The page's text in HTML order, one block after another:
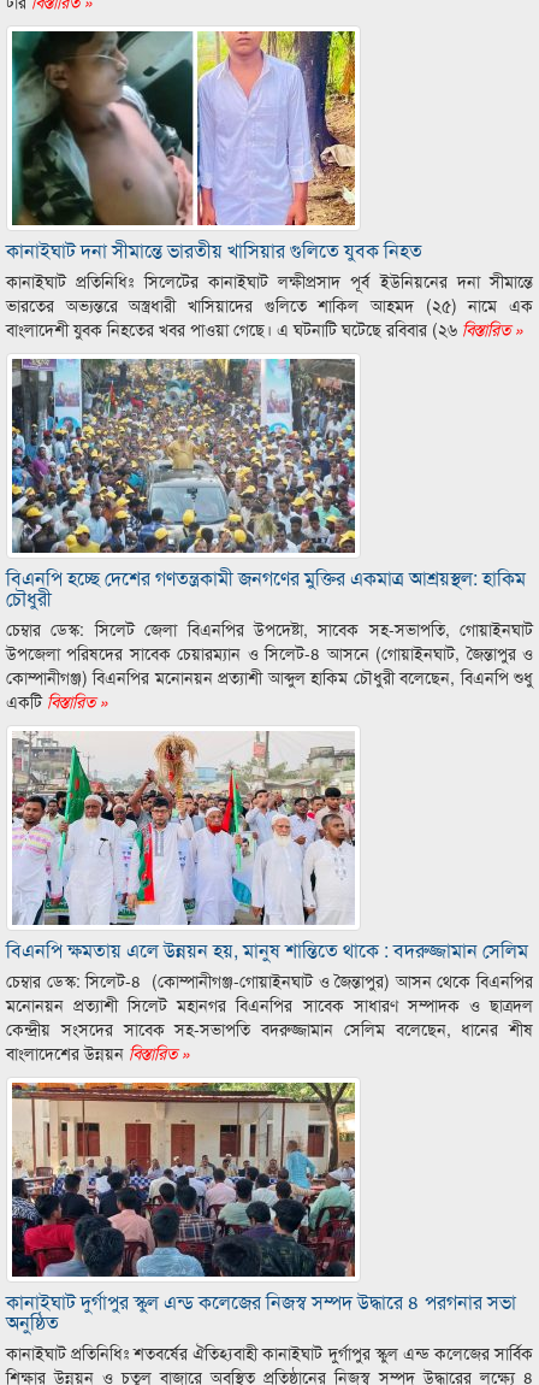
কানাইঘাট দনা সীমান্তে ভারতীয় খাসিয়ার গুলিতে যুবক নিহত
কানাইঘাট প্রতিনিধিঃ সিলেটের কানাইঘাট লক্ষীপ্রসাদ পূর্ব ইউনিয়নের দনা সীমান্তে
ভারতের অভ্যন্তরে অস্ত্রধারী খাসিয়াদের গুলিতে শাকিল আহমদ (২৫) নামে এক
বাংলাদেশী যুবক নিহতের খবর পাওয়া গেছে। এ ঘটনাটি ঘটেছে রবিবার (২৬ বিস্তারিত »
বিএনপি হচ্ছে দেশের গণতন্ত্রকামী জনগণের মুক্তির একমাত্র আশ্রয়স্থল: হাকিম
চৌধুরী
চেম্বার ডেস্ক: সিলেট জেলা বিএনপির উপদেষ্টা, সাবেক সহ-সভাপতি, গোয়াইনঘাট
উপজেলা পরিষদের সাবেক চেয়ারম্যান ও সিলেট-৪ আসনে (গোয়াইনঘাট, জৈন্তাপুর ও
কোম্পানীগঞ্জ) বিএনপির মনোনয়ন প্রত্যাশী আব্দুল হাকিম চৌধুরী বলেছেন, বিএনপি শুধু
একটিবিস্তারিত »
বিএনপি ক্ষমতায় এলে উন্নয়ন হয়, মানুষ শান্তিতে থাকে : বদরুজ্জামান সেলিম
চেম্বার ডেস্ক: সিলেট-৪ (কোম্পানীগঞ্জ-গোয়াইনঘাট ও জৈন্তাপুর) আসন থেকে বিএনপির
মনোনয়ন প্রত্যাশী সিলেট মহানগর বিএনপির সাবেক সাধারণ সম্পাদক ও ছাত্রদল
কেন্দ্রীয় সংসদের সাবেক সহ-সভাপতি বদরুজ্জামান সেলিম বলেছেন, ধানের শীষ
বাংলাদেশের উন্নয়ন বিস্তারিত »
কানাইঘাট দুর্গাপুর স্কুল এন্ড কলেজের নিজস্ব সম্পদ উদ্ধারে ৪ পরগনার সভা
অনুষ্ঠিত
কানাইঘাট প্রতিনিধিঃ শতবর্ষের ঐতিহ্যবাহী কানাইঘাট দুর্গাপুর স্কুল এন্ড কলেজের সার্বিক
শিক্ষার উন্নয়ন ও চতুল বাজারে অবস্থিত প্রতিষ্ঠানের নিজস্ব সম্পদ উদ্ধারের লক্ষ্যে ৪